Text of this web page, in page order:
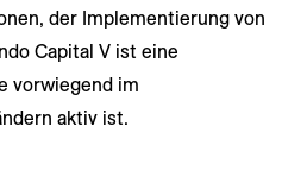
der Implementierung von
Capital V ist eine
vorwiegend im
aktiv ist.